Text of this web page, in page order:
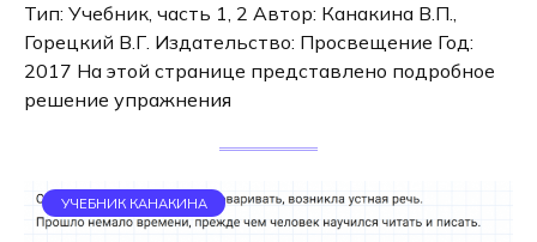
Тип: Учебник, часть 1, 2 Автор: Канакина В.П.,
Горецкий В.Г. Издательство: Просвещение Год:
2017 На этой странице представлено подробное
решение упражнения
УЧЕБНИК КАНАКИНА